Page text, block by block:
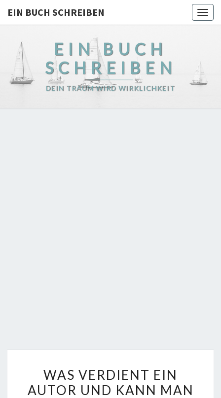
EIN BUCH SCHREIBEN
EIN BUCH
SCHREIBEN
DEIN TRAUM WIRD WIRKLICHKEIT
VERDIENT
EIN
WAS VERDIENT EIN
AUTOR UND KANN MAN